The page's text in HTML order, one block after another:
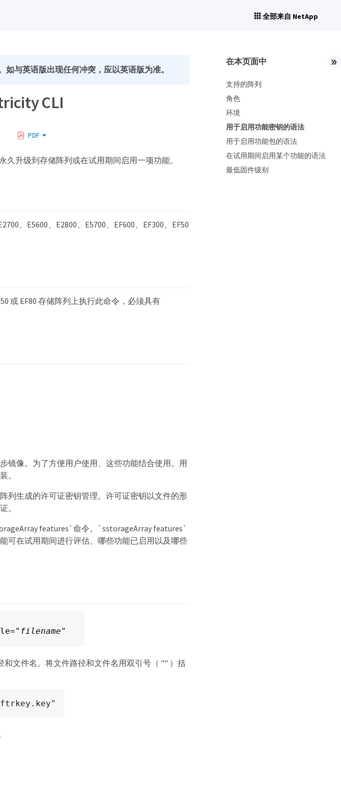
全部来自 NetApp
与英语版出现任何冲突，应以英语版为准。
CLI
PDF
升级到存储阵列或在试用期间启用一项功能。
、E5600、E2800、E5700、EF600、EF300、EF50
或 EF80 存储阵列上执行此命令，必须具有
镜像。为了方便用户使用、这些功能结合使用。用
。
列生成的许可证密钥管理。许可证密钥以文件的形
。
features`命令。`sstorageArray features`
可在试用期间进行评估、哪些功能已启用以及哪些
filename"
文件名。将文件路径和文件名用双引号（ "" ）括
在本页面中
支持的阵列
角色
环境
用于启用功能密钥的语法
用于启用功能包的语法
在试用期间启用某个功能的语法
最低固件级别